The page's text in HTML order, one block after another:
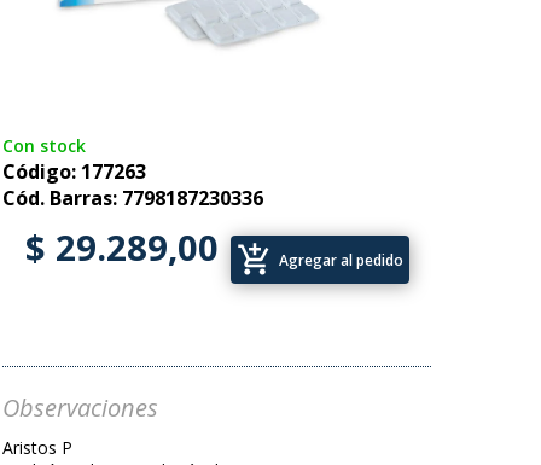
Con stock
Código: 177263
Cód. Barras: 7798187230336
$ 29.289,00 add_shopping_cart Agregar al pedido
Observaciones
Aristos P